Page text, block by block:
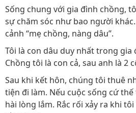
Sống chung với gia đình chồng,
sự chăm sóc như bao người
cảnh “mẹ chồng, nàng dâu”.
Tôi là con dâu duy nhất trong gia
Chồng tôi là con cả, sau anh là 2
Sau khi kết hôn, chúng tôi thuê
tiện đi làm. Nếu cuộc sống cứ
hài lòng lắm. Rắc rối xảy ra khi